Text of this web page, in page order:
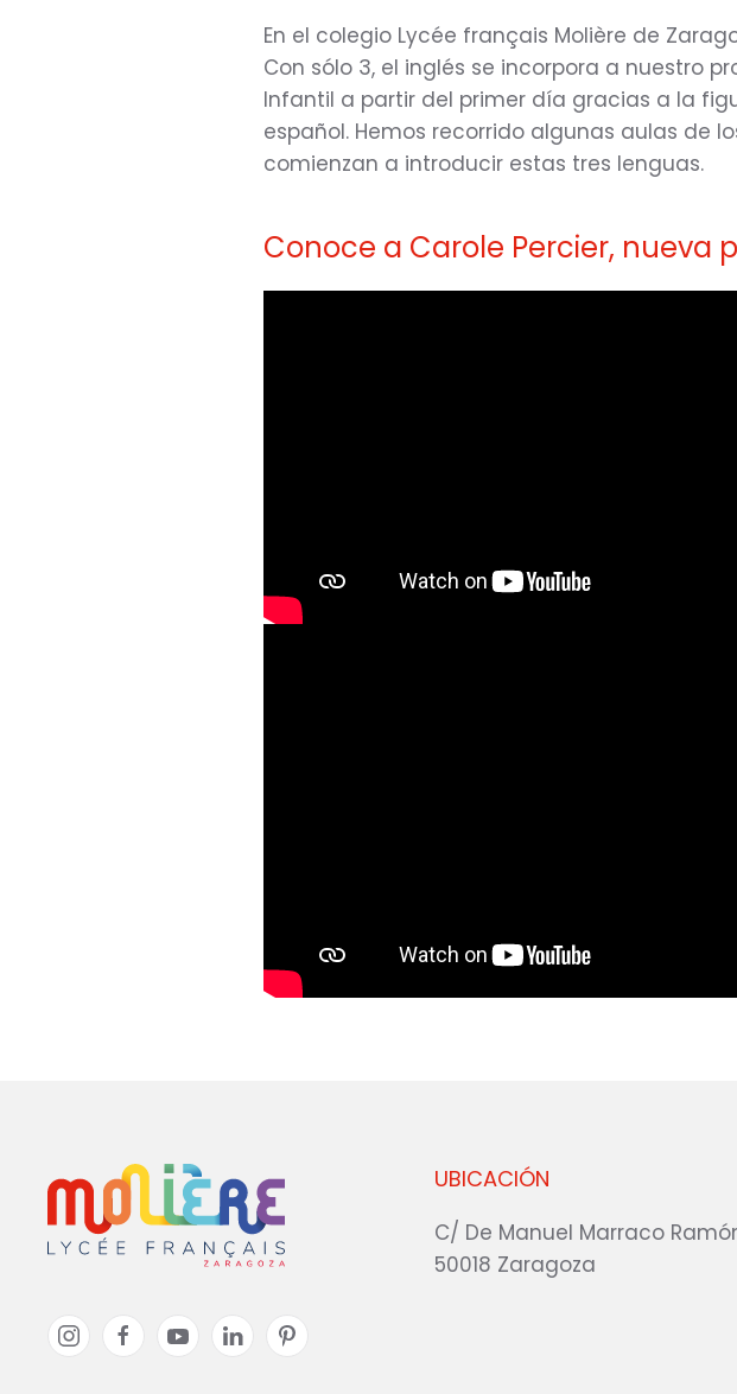
En el colegio Lycée français Molière de
Con sólo 3, el inglés se incorpora a nuestro
Infantil a partir del primer día gracias a la
español. Hemos recorrido algunas aulas de
comienzan a introducir estas tres lenguas.
Conoce a Carole Percier, nueva
UBICACIÓN
C/ De Manuel Marraco
50018 Zaragoza